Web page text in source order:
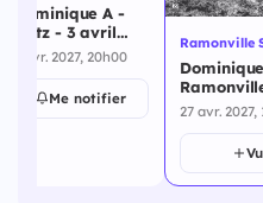
Dominique A -
Metz - 3 avril
2027
3 avr. 2027, 20h00
Me notifier
Ramonville
Agne - 27
27 avr. 2027,
Vu